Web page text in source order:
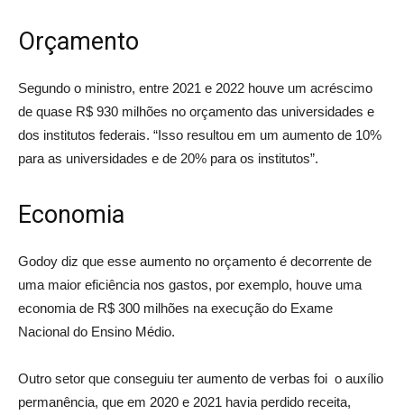
Orçamento
Segundo o ministro, entre 2021 e 2022 houve um acréscimo
de quase R$ 930 milhões no orçamento das universidades e
dos institutos federais. “Isso resultou em um aumento de 10%
para as universidades e de 20% para os institutos”.
Economia
Godoy diz que esse aumento no orçamento é decorrente de
uma maior eficiência nos gastos, por exemplo, houve uma
economia de R$ 300 milhões na execução do Exame
Nacional do Ensino Médio.
Outro setor que conseguiu ter aumento de verbas foi o auxílio
permanência, que em 2020 e 2021 havia perdido receita,